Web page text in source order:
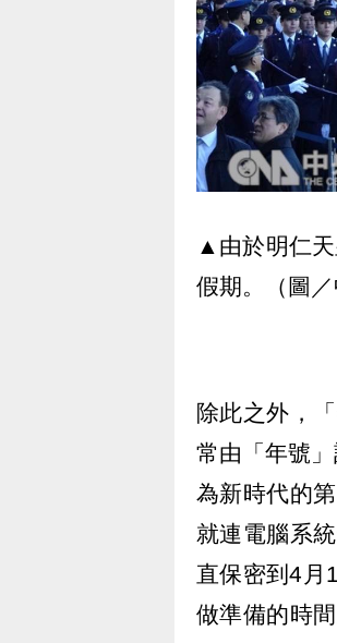
▲由於明仁
假期。（圖／
除此之外，
常由「年號
為新時代的
就連電腦系
直保密到4月
做準備的時